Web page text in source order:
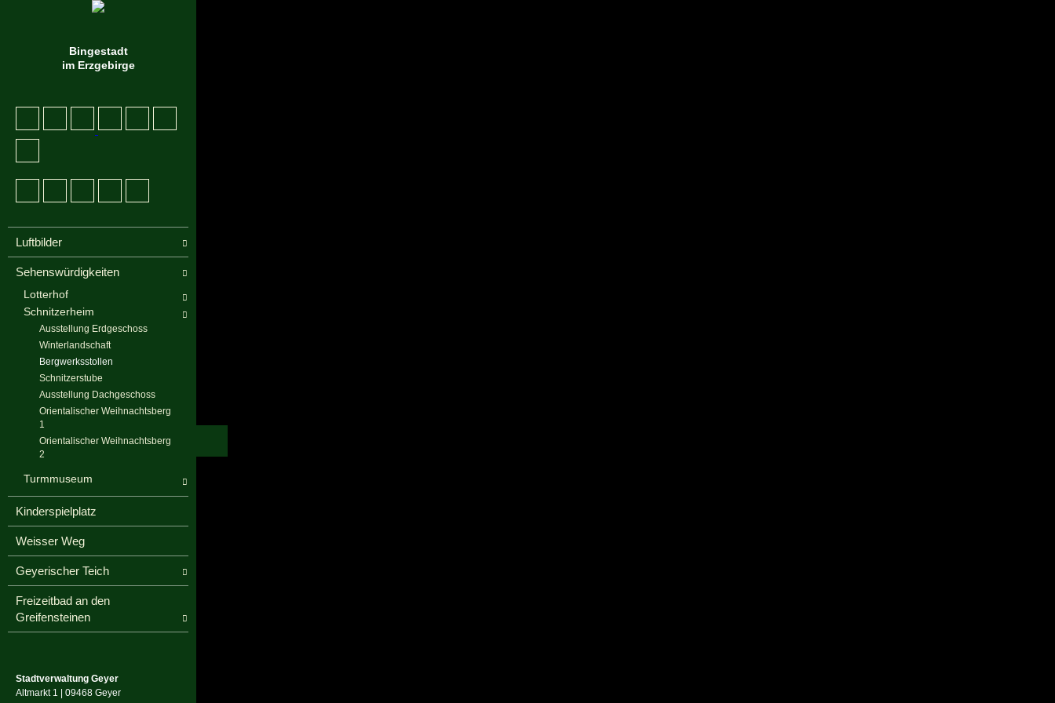
Bingestadt
im Erzgebirge
Luftbilder
Sehenswürdigkeiten
Lotterhof
Schnitzerheim
Ausstellung Erdgeschoss
Winterlandschaft
Bergwerksstollen
Schnitzerstube
Ausstellung Dachgeschoss
Orientalischer Weihnachtsberg
1
Orientalischer Weihnachtsberg
2
Turmmuseum
Kinderspielplatz
Weisser Weg
Geyerischer Teich
Freizeitbad an den
Greifensteinen
Stadtverwaltung Geyer
Altmarkt 1 | 09468 Geyer